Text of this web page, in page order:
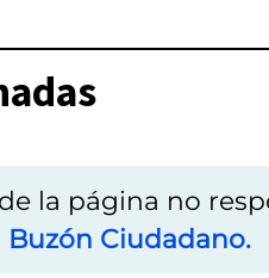
la página no
Buzón Ciudadano.